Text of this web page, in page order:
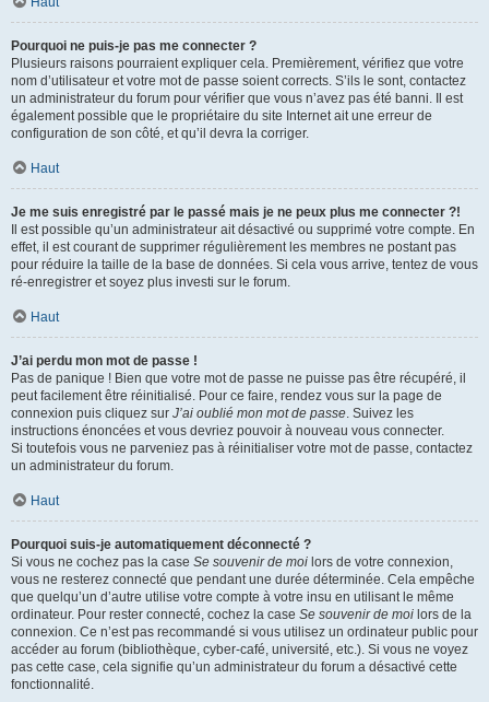
Pourquoi ne puis-je pas me connecter ?
Plusieurs raisons pourraient expliquer cela. Premièrement, vérifiez que votre
nom d’utilisateur et votre mot de passe soient corrects. S’ils le sont, contactez
un administrateur du forum pour vérifier que vous n’avez pas été banni. Il est
également possible que le propriétaire du site Internet ait une erreur de
configuration de son côté, et qu’il devra la corriger.
Haut
Je me suis enregistré par le passé mais je ne peux plus me connecter ?!
Il est possible qu’un administrateur ait désactivé ou supprimé votre compte. En
effet, il est courant de supprimer régulièrement les membres ne postant pas
pour réduire la taille de la base de données. Si cela vous arrive, tentez de vous
ré-enregistrer et soyez plus investi sur le forum.
Haut
J’ai perdu mon mot de passe !
Pas de panique ! Bien que votre mot de passe ne puisse pas être récupéré, il
peut facilement être réinitialisé. Pour ce faire, rendez vous sur la page de
connexion puis cliquez sur J’ai oublié mon mot de passe. Suivez les
instructions énoncées et vous devriez pouvoir à nouveau vous connecter.
Si toutefois vous ne parveniez pas à réinitialiser votre mot de passe, contactez
un administrateur du forum.
Haut
Pourquoi suis-je automatiquement déconnecté ?
Si vous ne cochez pas la case Se souvenir de moi lors de votre connexion,
vous ne resterez connecté que pendant une durée déterminée. Cela empêche
que quelqu’un d’autre utilise votre compte à votre insu en utilisant le même
ordinateur. Pour rester connecté, cochez la case Se souvenir de moi lors de la
connexion. Ce n’est pas recommandé si vous utilisez un ordinateur public pour
accéder au forum (bibliothèque, cyber-café, université, etc.). Si vous ne voyez
pas cette case, cela signifie qu’un administrateur du forum a désactivé cette
fonctionnalité.